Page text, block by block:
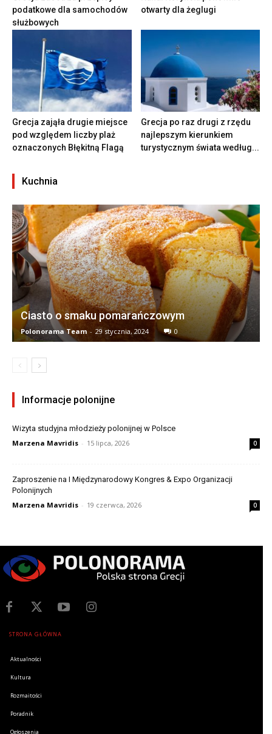
podatkowe dla samochodów
służbowych
otwarty dla żeglugi
Grecja zająła drugie miejsce
pod względem liczby plaż
oznaczonych Błękitną Flagą
Grecja po raz drugi z rzędu
najlepszym kierunkiem
turystycznym świata według...
Kuchnia
Ciasto o smaku pomarańczowym
Polonorama Team - 29 stycznia, 2024 0
Informacje polonijne
Wizyta studyjna młodzieży polonijnej w Polsce
Marzena Mavridis - 15 lipca, 2026 0
Zaproszenie na I Międzynarodowy Kongres & Expo Organizacji
Polonijnych
Marzena Mavridis - 19 czerwca, 2026 0
STRONA GŁÓWNA
Aktualności
Kultura
Rozmaitości
Poradnik
Ogłoszenia